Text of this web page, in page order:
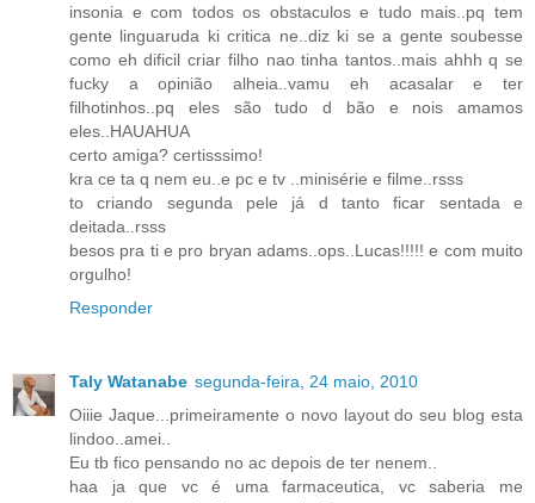
insonia e com todos os obstaculos e tudo mais..pq tem
gente linguaruda ki critica ne..diz ki se a gente soubesse
como eh dificil criar filho nao tinha tantos..mais ahhh q se
fucky a opinião alheia..vamu eh acasalar e ter
filhotinhos..pq eles são tudo d bão e nois amamos
eles..HAUAHUA
certo amiga? certisssimo!
kra ce ta q nem eu..e pc e tv ..minisérie e filme..rsss
to criando segunda pele já d tanto ficar sentada e
deitada..rsss
besos pra ti e pro bryan adams..ops..Lucas!!!!! e com muito
orgulho!
Responder
Taly Watanabe segunda-feira, 24 maio, 2010
Oiiie Jaque...primeiramente o novo layout do seu blog esta
lindoo..amei..
Eu tb fico pensando no ac depois de ter nenem..
haa ja que vc é uma farmaceutica, vc saberia me